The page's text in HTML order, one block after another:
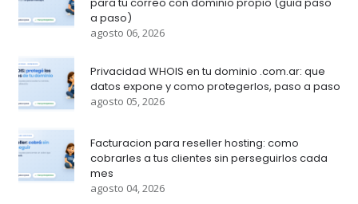
a paso)
agosto 06, 2026
Privacidad WHOIS en tu dominio .com.ar: que
datos expone y como protegerlos, paso a paso
agosto 05, 2026
Facturacion para reseller hosting: como
cobrarles a tus clientes sin perseguirlos cada
mes
agosto 04, 2026